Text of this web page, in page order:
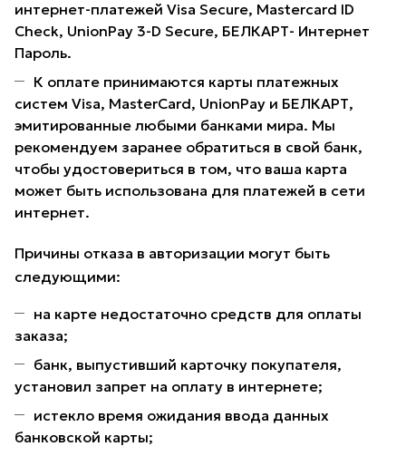
интернет-платежей Visa Secure, Mastercard ID
Check, UnionPay 3-D Secure, БЕЛКАРТ- Интернет
Пароль.
К оплате принимаются карты платежных
систем Visa, MasterCard, UnionPay и БЕЛКАРТ,
эмитированные любыми банками мира. Мы
рекомендуем заранее обратиться в свой банк,
чтобы удостовериться в том, что ваша карта
может быть использована для платежей в сети
интернет.
Причины отказа в авторизации могут быть
следующими:
на карте недостаточно средств для оплаты
заказа;
банк, выпустивший карточку покупателя,
установил запрет на оплату в интернете;
истекло время ожидания ввода данных
банковской карты;